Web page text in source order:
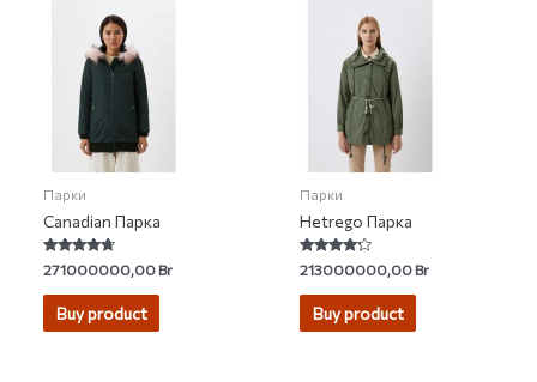
Парки
Canadian Парка
Rated
4.50
out of 5
271000000,00Br
Buy product
Парки
Hetrego Парка
Rated
4.00
out of 5
213000000,00Br
Buy product